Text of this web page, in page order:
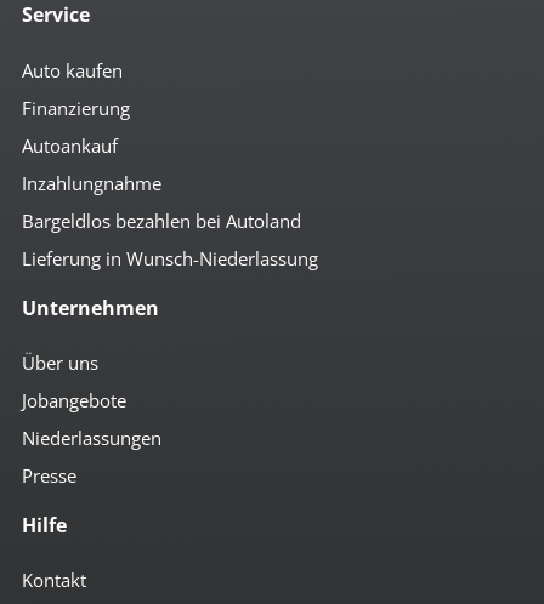
Service
Auto kaufen
Finanzierung
Autoankauf
Inzahlungnahme
Bargeldlos bezahlen bei Autoland
Lieferung in Wunsch-Niederlassung
Unternehmen
Über uns
Jobangebote
Niederlassungen
Presse
Hilfe
Kontakt